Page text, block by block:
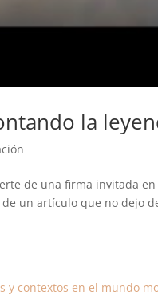
la
de una firma invitada
de un artículo que no dejo